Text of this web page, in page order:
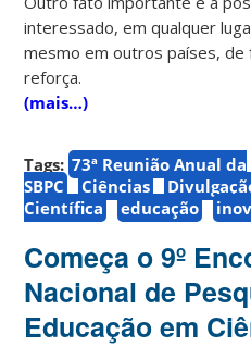
interessado, em qualquer
mesmo em outros países, de
reforça.
(mais…)
Tags: 73ª Reunião Anual da
SBPC
Ciências
Científica
educação
Começa o 9º
Nacional de
Educação em